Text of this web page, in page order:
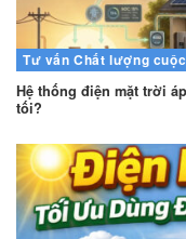
Tư vấn Chất lượng
Hệ thống điện mặt trời
tối?